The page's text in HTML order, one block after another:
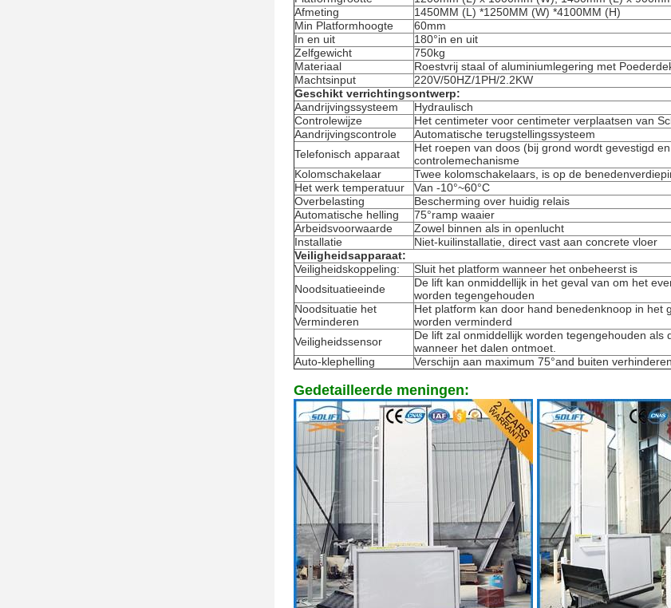
Afmeting
1450MM (L) *1250MM (W) *4100MM (H)
Min Platformhoogte
60mm
In en uit
180°in en uit
Zelfgewicht
750kg
Materiaal
Roestvrij staal of aluminiumlegering met
Machtsinput
220V/50HZ/1PH/2.2KW
Geschikt verrichtingsontwerp:
Aandrijvingssysteem
Hydraulisch
Controlewijze
Het centimeter voor centimeter verplaatsen van
Aandrijvingscontrole
Automatische terugstellingssysteem
Telefonisch apparaat
Het roepen van doos (bij grond wordt gevestigd
controlemechanisme
Kolomschakelaar
Twee kolomschakelaars, is op de
Het werk temperatuur
Van -10°~60°C
Overbelasting
Bescherming over huidig relais
Automatische helling
75°ramp waaier
Arbeidsvoorwaarde
Zowel binnen als in openlucht
Installatie
Niet-kuilinstallatie, direct vast aan concrete vloer
Veiligheidsapparaat:
Veiligheidskoppeling:
Sluit het platform wanneer het onbeheerst is
Noodsituatieeinde
De lift kan onmiddellijk in het geval van om het
worden tegengehouden
Noodsituatie het
Verminderen
Het platform kan door hand benedenknoop in het
worden verminderd
Veiligheidssensor
De lift zal onmiddellijk worden tegengehouden als
wanneer het dalen ontmoet.
Auto-klephelling
Verschijn aan maximum 75°and buiten
Gedetailleerde meningen: